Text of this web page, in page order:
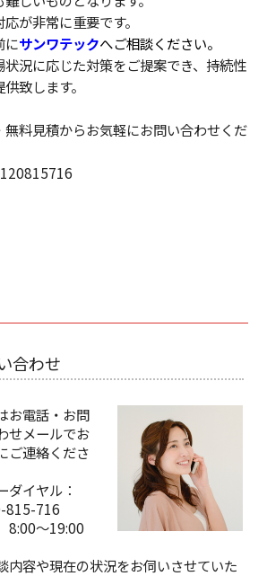
が非常に重要です。
にサンワテックへご相談ください。
況に応じた対策をご提案でき、持続性
致します。
無料見積からお気軽にお問い合わせくだ
合わせ
お電話・お問
せメールでお
ご連絡くださ
ダイヤル：
815-716
～19:00
内容や現在の状況をお伺いさせていた